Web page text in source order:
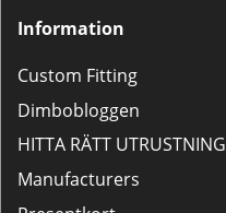
Information
Custom Fitting
Dimbobloggen
HITTA RÄTT UTRUSTNING
Manufacturers